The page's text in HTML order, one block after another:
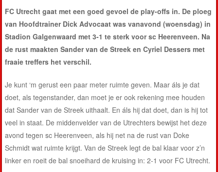
FC Utrecht gaat met een goed gevoel de play-offs in. De ploeg
van Hoofdtrainer Dick Advocaat was vanavond (woensdag) in
Stadion Galgenwaard met 3-1 te sterk voor sc Heerenveen. Na
de rust maakten Sander van de Streek en Cyriel Dessers met
fraaie treffers het verschil.
Je kunt ‘m gerust een paar meter ruimte geven. Maar áls je dat
doet, als tegenstander, dan moet je er ook rekening mee houden
dat Sander van de Streek uithaalt. En áls hij dat doet, dan is hij tot
veel in staat. De middenvelder van de Utrechters bewijst het deze
avond tegen sc Heerenveen, als hij net na de rust van Doke
Schmidt wat ruimte krijgt. Van de Streek legt de bal klaar voor z’n
linker en roeit de bal snoeihard de kruising in: 2-1 voor FC Utrecht.